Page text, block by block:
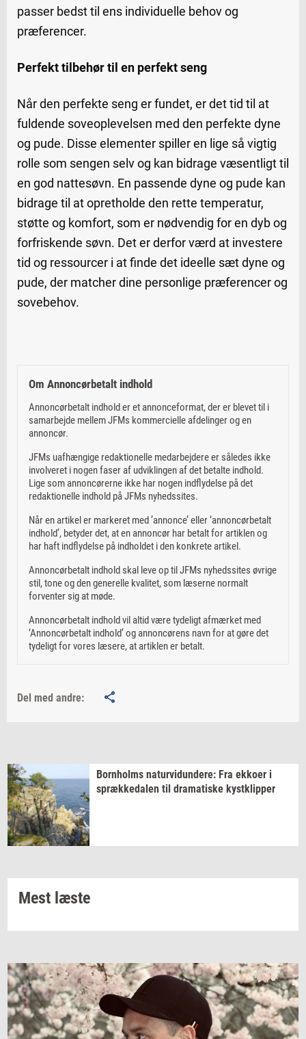
passer bedst til ens individuelle behov og
præferencer.
Perfekt tilbehør til en perfekt seng
Når den perfekte seng er fundet, er det tid til at
fuldende soveoplevelsen med den perfekte dyne
og pude. Disse elementer spiller en lige så vigtig
rolle som sengen selv og kan bidrage væsentligt til
en god nattesøvn. En passende dyne og pude kan
bidrage til at opretholde den rette temperatur,
støtte og komfort, som er nødvendig for en dyb og
forfriskende søvn. Det er derfor værd at investere
tid og ressourcer i at finde det ideelle sæt dyne og
pude, der matcher dine personlige præferencer og
sovebehov.
Om Annoncørbetalt indhold
Annoncørbetalt indhold er et annonceformat, der er blevet til i
samarbejde mellem JFMs kommercielle afdelinger og en
annoncør.
JFMs uafhængige redaktionelle medarbejdere er således ikke
involveret i nogen faser af udviklingen af det betalte indhold.
Lige som annoncørerne ikke har nogen indflydelse på det
redaktionelle indhold på JFMs nyhedssites.
Når en artikel er markeret med ’annonce’ eller ‘annoncørbetalt
indhold’, betyder det, at en annoncør har betalt for artiklen og
har haft indflydelse på indholdet i den konkrete artikel.
Annoncørbetalt indhold skal leve op til JFMs nyhedssites øvrige
stil, tone og den generelle kvalitet, som læserne normalt
forventer sig at møde.
Annoncørbetalt indhold vil altid være tydeligt afmærket med
‘Annoncørbetalt indhold’ og annoncørens navn for at gøre det
tydeligt for vores læsere, at artiklen er betalt.
Del med andre:
Born­holms na­tur­vi­dun­de­re: Fra ek­ko­er i
spræk­ke­da­len til dra­ma­ti­ske kyst­klip­per
Mest læste